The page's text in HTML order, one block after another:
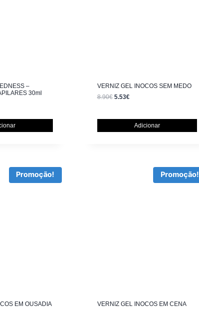
–
30ml
VERNIZ GEL INOCOS SEM MEDO
8.90€ 5.53€
Adicionar
Promoção!
EM OUSADIA
Promoção!
VERNIZ GEL INOCOS EM CENA